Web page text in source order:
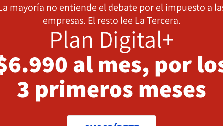
mayoría no entiende el debate por el impuesto a
empresas. El resto lee La Tercera.
Plan Digital+
al mes, por
3 primeros meses